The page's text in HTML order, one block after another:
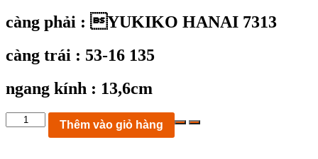
càng phải : YUKIKO HANAI 7313
càng trái : 53-16 135
ngang kính : 13,6cm
KC8628:
Gọng
Thêm vào giỏ hàng